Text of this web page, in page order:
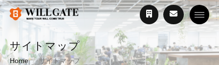
サイトマップ
Home サイトマップ